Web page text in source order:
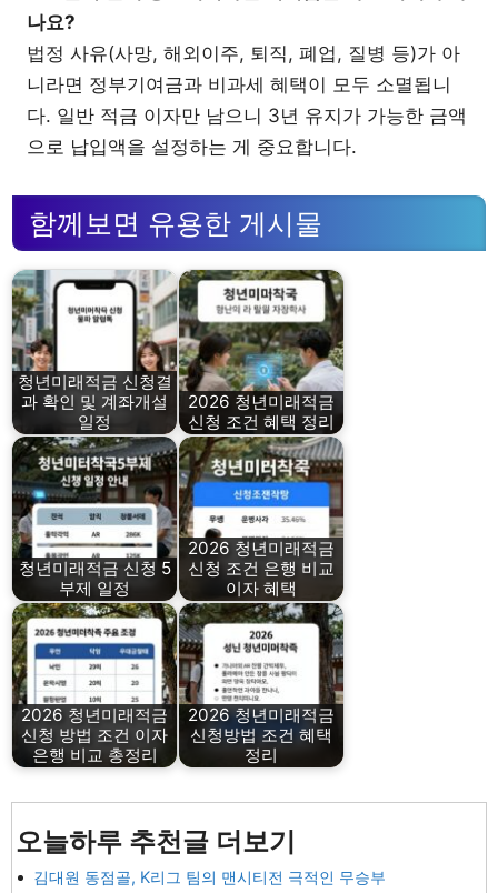
나요?
법정 사유(사망, 해외이주, 퇴직, 폐업, 질병 등)가 아
니라면 정부기여금과 비과세 혜택이 모두 소멸됩니
다. 일반 적금 이자만 남으니 3년 유지가 가능한 금액
으로 납입액을 설정하는 게 중요합니다.
함께보면 유용한 게시물
청년미래적금 신청결
과 확인 및 계좌개설
일정
2026 청년미래적금
신청 조건 혜택 정리
청년미래적금 신청 5
부제 일정
2026 청년미래적금
신청 조건 은행 비교
이자 혜택
2026 청년미래적금
신청 방법 조건 이자
은행 비교 총정리
2026 청년미래적금
신청방법 조건 혜택
정리
오늘하루 추천글 더보기
김대원 동점골, K리그 팀의 맨시티전 극적인 무승부